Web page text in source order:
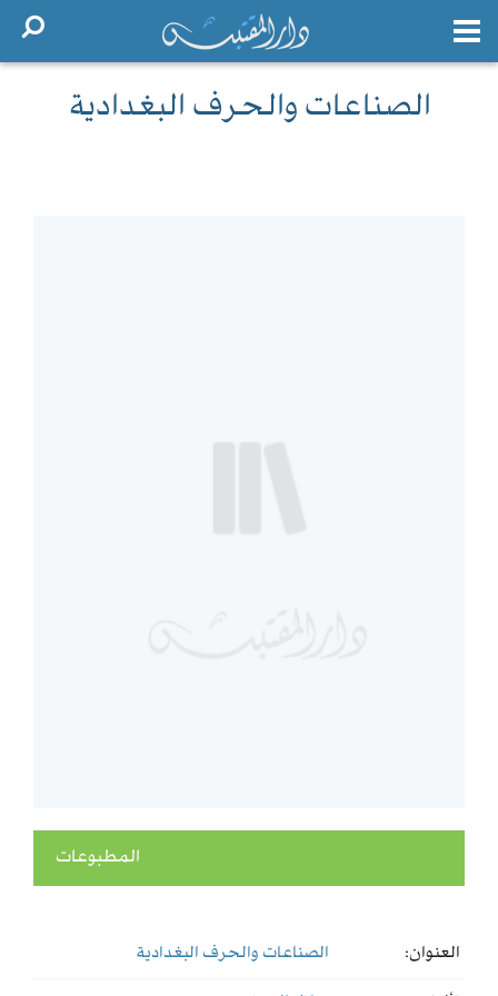
الصناعات والحرف البغدادية
المطبوعات
العنوان:
الصناعات والحرف البغدادية